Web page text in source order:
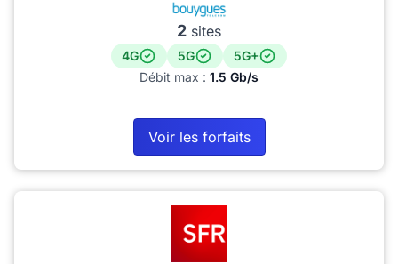
2 sites
4G 5G
5G+
Débit max : 1.5 Gb/s
Voir les forfaits